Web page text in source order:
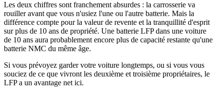
Les deux chiffres sont franchement absurdes : la carrosserie va
rouiller avant que vous n'usiez l'une ou l'autre batterie. Mais la
différence compte pour la valeur de revente et la tranquillité d'esprit
sur plus de 10 ans de propriété. Une batterie LFP dans une voiture
de 10 ans aura probablement encore plus de capacité restante qu'une
batterie NMC du même âge.
Si vous prévoyez garder votre voiture longtemps, ou si vous vous
souciez de ce que vivront les deuxième et troisième propriétaires, le
LFP a un avantage net ici.